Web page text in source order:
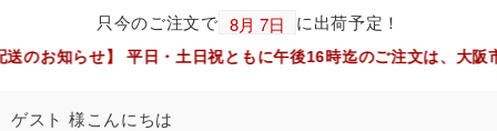
只今のご注文で に出荷予定！
平日・土日祝ともに午後16時迄のご注文は、大阪市からヤマト
ゲスト 様こんにちは